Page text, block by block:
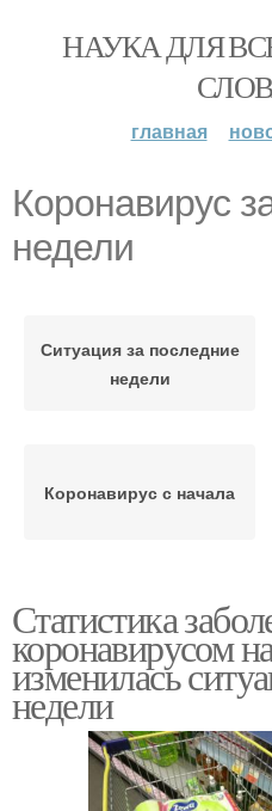
НАУКА ДЛЯ
главная
Коронавирус
недели
Ситуация за последние
недели
Коронавирус с начала
Коронавирус в сша
Коронавирус в италии
Статистика
коронавирусом
изменилась
недели